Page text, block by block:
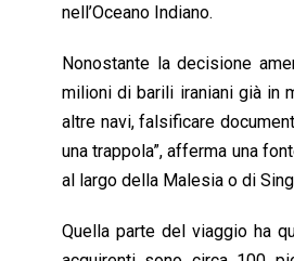
nell’Oceano Indiano.
Nonostante la decisione
milioni di barili iraniani già in
altre navi, falsificare
una trappola”, afferma una
al largo della Malesia o di
Quella parte del viaggio ha